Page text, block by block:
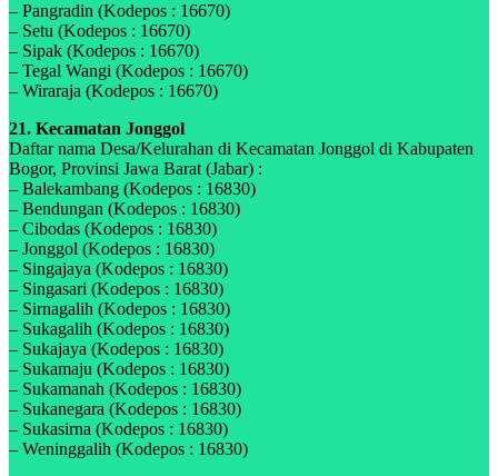
– Pangradin (Kodepos : 16670)
– Setu (Kodepos : 16670)
– Sipak (Kodepos : 16670)
– Tegal Wangi (Kodepos : 16670)
– Wiraraja (Kodepos : 16670)
21. Kecamatan Jonggol
Daftar nama Desa/Kelurahan di Kecamatan Jonggol di Kabupaten
Bogor, Provinsi Jawa Barat (Jabar) :
– Balekambang (Kodepos : 16830)
– Bendungan (Kodepos : 16830)
– Cibodas (Kodepos : 16830)
– Jonggol (Kodepos : 16830)
– Singajaya (Kodepos : 16830)
– Singasari (Kodepos : 16830)
– Sirnagalih (Kodepos : 16830)
– Sukagalih (Kodepos : 16830)
– Sukajaya (Kodepos : 16830)
– Sukamaju (Kodepos : 16830)
– Sukamanah (Kodepos : 16830)
– Sukanegara (Kodepos : 16830)
– Sukasirna (Kodepos : 16830)
– Weninggalih (Kodepos : 16830)